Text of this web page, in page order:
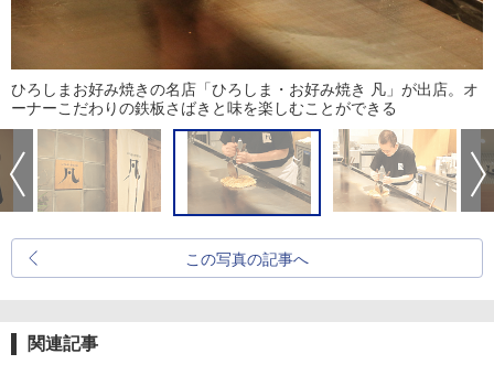
ひろしまお好み焼きの名店「ひろしま・お好み焼き 凡」が出店。オ
ーナーこだわりの鉄板さばきと味を楽しむことができる
この写真の記事へ
関連記事